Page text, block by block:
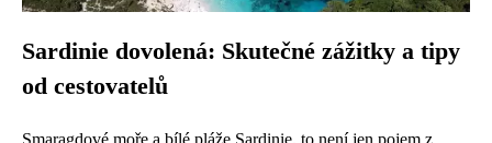
Sardinie dovolená: Skutečné zážitky a tipy
od cestovatelů
Smaragdové moře a bílé pláže Sardinie, to není jen pojem z